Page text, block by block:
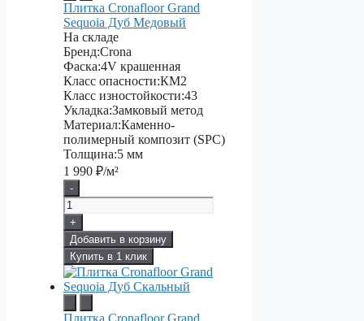
Плитка Cronafloor Grand
Sequoia Дуб Медовый
На складе
Бренд:Crona
Фаска:4V крашенная
Класс опасности:КМ2
Класс изностойкости:43
Укладка:Замковый метод
Материал:Каменно-
полимерный композит (SPC)
Толщина:5 мм
1 990 ₽/м²
-
+
Добавить в корзину
Купить в 1 клик